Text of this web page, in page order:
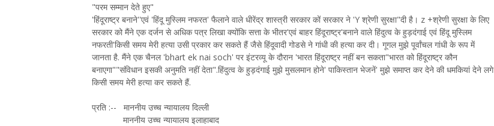
"परम सम्मान देते हुए"
'हिंदूराष्ट्र बनाने''एवं 'हिंदू मुस्लिम नफरत' फैलाने वाले धीरेंद्र शास्त्री सरकार कों सरकार ने 'Y श्रेणी सुरक्षा"दी है। z +श्रेणी सुरक्षा के लिए
सरकार को मैंने एक दर्जन से अधिक पत्र लिखा क्योंकि सत्ता के भीतर'एवं बाहर हिंदूराष्ट्र'बनाने वाले हिंदुत्व के हुड़दंगाई एवं हिंदू मुस्लिम
नफरती'किसी समय मेरी हत्या उसी प्रकार कर सकते हैं जैसे हिंदूवादी गोडसे ने गांधी की हत्या कर दी। गूगल मुझे पूर्वांचल गांधी के रूप में
जानता है. मैंने एक चैनल 'bhart ek nai soch' पर इंटरव्यू के दौरान 'भारत हिंदूराष्ट्र नहीं बन सकता"भारत को हिंदूराष्ट्र कौन
बनाएगा""संविधान इसकी अनुमति नहीं देता".हिंदुत्व के हुड़दंगाई मुझे मुसलमान होने' पाकिस्तान भेजनें' मुझे समाप्त कर देने की धमकियां देने लगे
किसी समय मेरी हत्या कर सकते हैं.
प्रति :-- माननीय उच्च न्यायालय दिल्ली
माननीय उच्च न्यायालय इलाहाबाद